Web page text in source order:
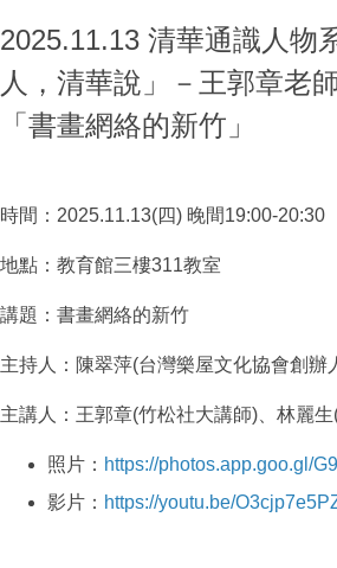
2025.11.13 清華通識人物
人，清華說」－王郭章老
「書畫網絡的新竹」
時間：2025.11.13(四) 晚間19:00-20:30
地點：教育館三樓311教室
講題：書畫網絡的新竹
主持人：陳翠萍(台灣樂屋文化協會創辦
主講人：王郭章(竹松社大講師)、林麗
照片： https://photos.app.goo.gl/
影片： https://youtu.be/